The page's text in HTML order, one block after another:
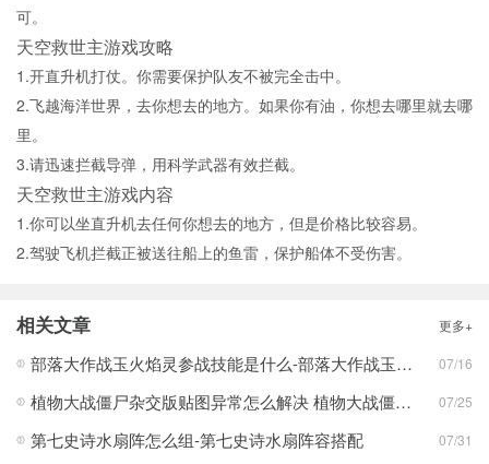
可。
天空救世主游戏攻略
1.开直升机打仗。你需要保护队友不被完全击中。
2.飞越海洋世界，去你想去的地方。如果你有油，你想去哪里就去哪
里。
3.请迅速拦截导弹，用科学武器有效拦截。
天空救世主游戏内容
1.你可以坐直升机去任何你想去的地方，但是价格比较容易。
2.驾驶飞机拦截正被送往船上的鱼雷，保护船体不受伤害。
相关文章 更多+
部落大作战玉火焰灵参战技能是什么-部落大作战玉火焰灵参战技能合集 07/16
植物大战僵尸杂交版贴图异常怎么解决 植物大战僵尸杂交版贴图异常教程 07/25
第七史诗水扇阵怎么组-第七史诗水扇阵容搭配 07/31